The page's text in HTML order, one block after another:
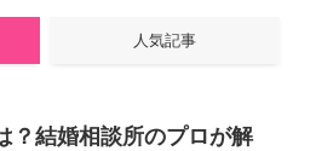
人気記事
？結婚相談所のプロが解